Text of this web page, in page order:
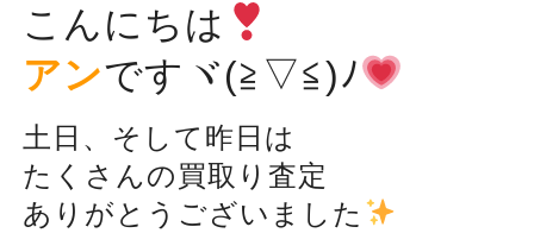
こんにちは
アンですヾ(≧▽≦)ﾉ
土日、そして昨日は
たくさんの買取り査定
ありがとうございました